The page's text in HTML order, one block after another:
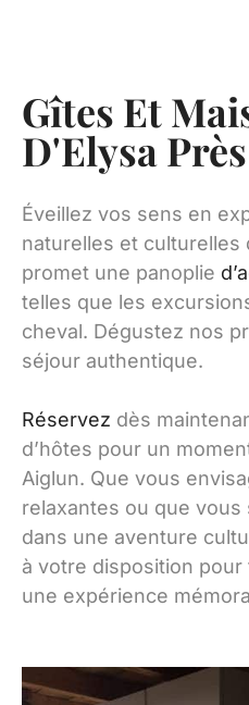
Gîtes Et
D'Elysa
Éveillez vos sens en
naturelles et culturelles
promet une panoplie
telles que les
cheval. Dégustez nos
séjour authentique.
Réservez dès
d’hôtes pour un
Aiglun. Que vous
relaxantes ou que
dans une aventure
à votre disposition
une expérience